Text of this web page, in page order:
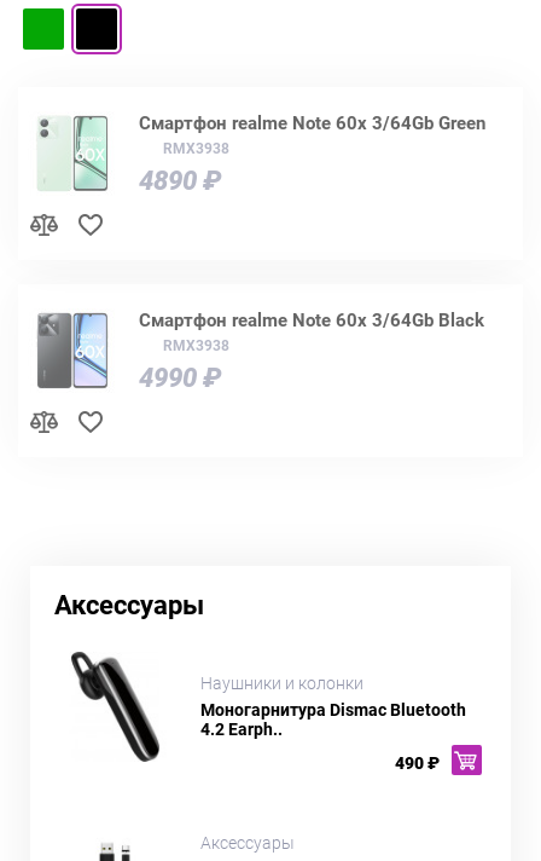
Смартфон realme Note 60x 3/64Gb Green
RMX3938
4890 ₽
Смартфон realme Note 60x 3/64Gb Black
RMX3938
4990 ₽
Аксессуары
Наушники и колонки
Моногарнитура Dismac Bluetooth
4.2 Earph..
490 ₽
Аксессуары